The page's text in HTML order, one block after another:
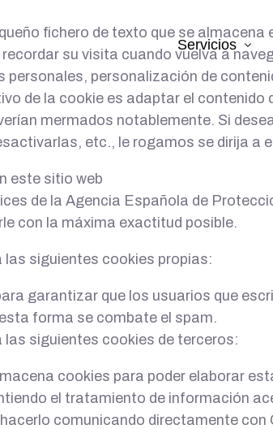
Servicios
Marketing &
Tecnología
fichero de texto que se
su visita cuando vuelva a
personales, personalización de
de la cookie es adaptar el
mermados notablemente. Si
etc., le rogamos se dirija a
este sitio web
de la Agencia Española de
con la máxima exactitud posible.
las siguientes cookies propias:
garantizar que los usuarios que
forma se combate el spam.
las siguientes cookies de terceros:
cookies para poder elaborar
el tratamiento de información
comunicando directamente con